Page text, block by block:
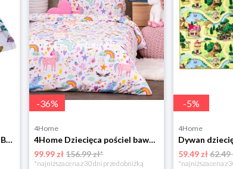
Bellatex Koc dziecięcy Bára Butterfly różowy, 75 x 100 cm
-36%
4Home
4Home Dziecięca pościel bawełniana Unicorns, 140 x 200 cm, 70 x 90 cm
99.99 zł156.99 zł*
*najniższa cena z 30 dni przed obniżką
-5%
4Home
59.49 zł62.49
*najniższa cena z